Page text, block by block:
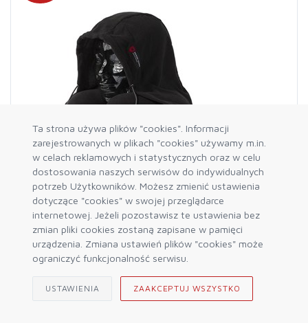
Ta strona używa plików "cookies". Informacji
zarejestrowanych w plikach "cookies" używamy m.in.
w celach reklamowych i statystycznych oraz w celu
dostosowania naszych serwisów do indywidualnych
potrzeb Użytkowników. Możesz zmienić ustawienia
dotyczące "cookies" w swojej przeglądarce
internetowej. Jeżeli pozostawisz te ustawienia bez
zmian pliki cookies zostaną zapisane w pamięci
urządzenia. Zmiana ustawień plików "cookies" może
ograniczyć funkcjonalność serwisu.
USTAWIENIA ZAAKCEPTUJ WSZYSTKO
GRAND TRUNK
Poduszka z kapturem Hooded Travel Pillow Black